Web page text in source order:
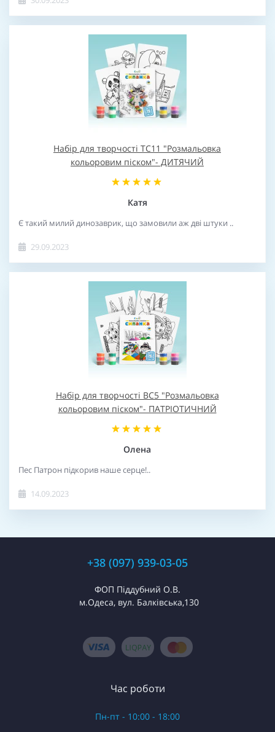
Набір для творчості TC11 "Розмальовка
кольоровим піском"- ДИТЯЧИЙ
Катя
Є такий милий динозаврик, що замовили аж дві штуки ..
29.09.2023
Набір для творчості BC5 "Розмальовка
кольоровим піском"- ПАТРІОТИЧНИЙ
Олена
Пес Патрон підкорив наше серце!..
14.09.2023
+38 (097) 939-03-05
ФОП Піддубний О.В.
м.Одеса, вул. Балківська,130
Час роботи
Пн-пт - 10:00 - 18:00